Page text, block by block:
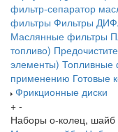
фильтр-сепаратор
фильтры Фильтры
Маслянные фильтры
топливо)
элементы) Топливные
применению Готовые
Фрикционные диски
+ -
Наборы о-колец, шайб